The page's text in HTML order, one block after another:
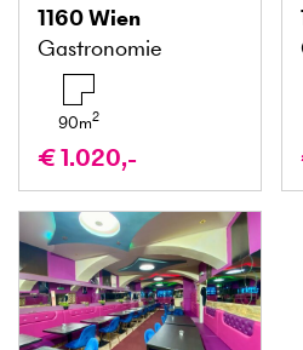
1160Wien
Gastronomie
90m2
€ 1.020,-